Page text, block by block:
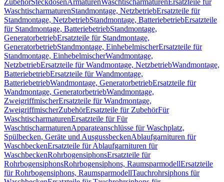
ZubehörSteckdosenArmaturenWaschtischarmaturen Ersatzteile für
WaschtischarmaturenStandmontage, NetzbetriebErsatzteile für
Standmontage, NetzbetriebStandmontage, BatteriebetriebErsatzteile
für Standmontage, BatteriebetriebStandmontage,
GeneratorbetriebErsatzteile für Standmontage,
GeneratorbetriebStandmontage, EinhebelmischerErsatzteile für
Standmontage, EinhebelmischerWandmontage,
NetzbetriebErsatzteile für Wandmontage, NetzbetriebWandmontage,
BatteriebetriebErsatzteile für Wandmontage,
BatteriebetriebWandmontage, GeneratorbetriebErsatzteile für
Wandmontage, GeneratorbetriebWandmontage,
ZweigriffmischerErsatzteile für Wandmontage,
ZweigriffmischerZubehörErsatzteile für ZubehörFür
WaschtischarmaturenErsatzteile für Für
WaschtischarmaturenApparateanschlüsse für Waschplatz,
Spülbecken, Geräte und AusgussbeckenAblaufgarnituren für
WaschbeckenErsatzteile für Ablaufgarnituren für
WaschbeckenRohrbogensiphonsErsatzteile für
RohrbogensiphonsRohrbogensiphons, RaumsparmodellErsatzteile
für Rohrbogensiphons, RaumsparmodellTauchrohrsiphons für